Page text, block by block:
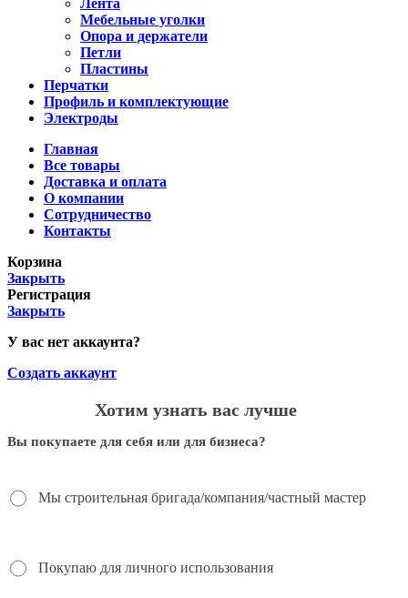
Лента
Мебельные уголки
Опора и держатели
Петли
Пластины
Перчатки
Профиль и комплектующие
Электроды
Главная
Все товары
Доставка и оплата
О компании
Сотрудничество
Контакты
Корзина
Закрыть
Регистрация
Закрыть
У вас нет аккаунта?
Создать аккаунт
Хотим узнать вас лучше
Вы покупаете для себя или для бизнеса?
Мы строительная бригада/компания/частный мастер
Покупаю для личного использования